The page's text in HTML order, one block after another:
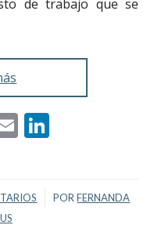
de trabajo que se
EmailLinkedIn
PORFERNANDA